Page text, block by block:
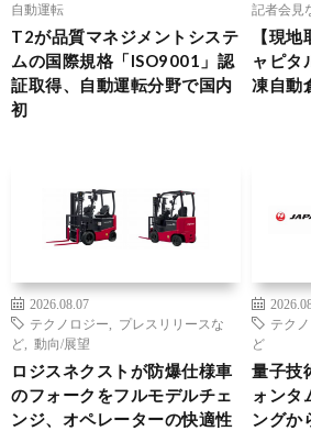
自動運転
T2が品質マネジメントシステ
ムの国際規格「ISO9001」認
証取得、自動運転分野で国内
初
記者会見
【現
ャピタ
凍自動
2026.08.07
テクノロジー
プレスリリースな
ど
動向/展望
ロジスネクストが防爆仕様車
のフォークをフルモデルチェ
ンジ、オペレーターの快適性
テク
ど
量子技
ォンタ
ングか